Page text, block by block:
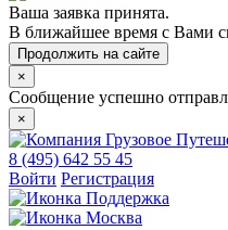
Ваша заявка принята.
В ближайшее время с Вами
Продолжить на сайте
×
Сообщение успешно
×
8 (495) 642 55 45
Войти Регистрация
Поддержка
Москва